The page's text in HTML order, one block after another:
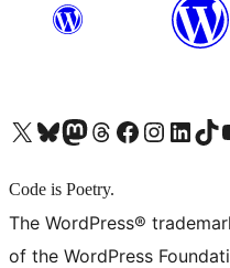
X (旧 Twitter) アカウントへBluesky アカウントへMastodon アカウントへThreads アカウントへ Facebook ページへInstagram アカウントへ LinkedIn アカウントへTikTok アカウントへ
Code is Poetry.
The WordPress®
of the WordPress